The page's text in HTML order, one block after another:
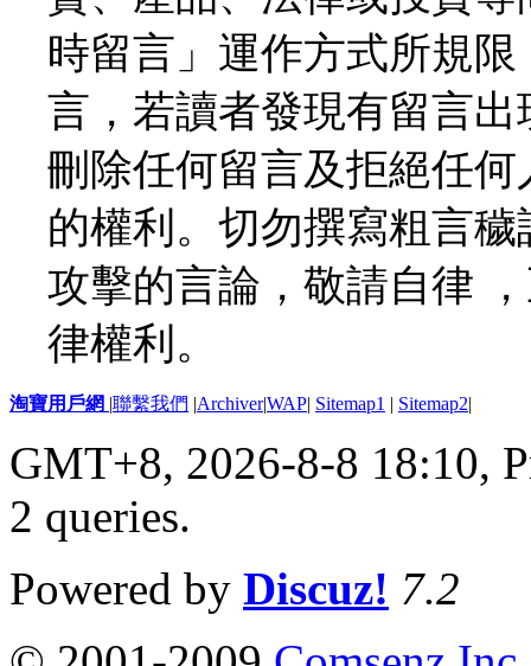
時留言」運作方式所規
言，若讀者發現有留言
刪除任何留言及拒絕任
的權利。切勿撰寫粗言
攻擊的言論，敬請自律
律權利。
淘寶用戶網 |聯繫我們 |Archiver|WAP| Sitemap1 | Sitemap2|
GMT+8, 2026-8-8 18:10,
2 queries.
Powered by Discuz! 7.2